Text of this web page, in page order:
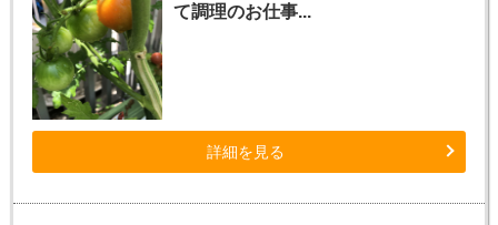
て調理のお仕事...
詳細を見る